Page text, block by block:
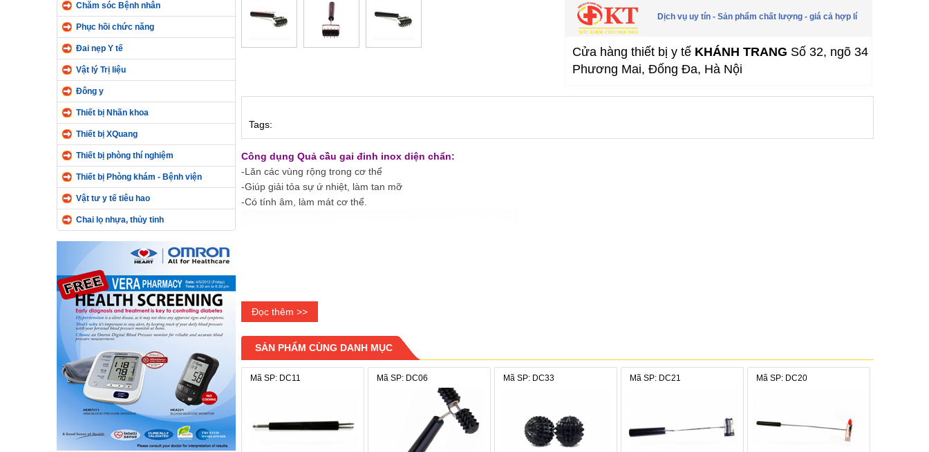
Chăm sóc Bệnh nhân
Phục hồi chức năng
Đai nẹp Y tế
Vật lý Trị liệu
Đông y
Thiết bị Nhãn khoa
Thiết bị XQuang
Thiết bị phòng thí nghiệm
Thiết bị Phòng khám - Bệnh viện
Vật tư y tế tiêu hao
Chai lọ nhựa, thủy tinh
Dịch vụ uy tín - Sản phẩm chất lượng - giá cả hợp lí
Cửa hàng thiết bị y tế KHÁNH TRANG Số 32, ngõ 34
Phương Mai, Đống Đa, Hà Nội
Tags:
Công dụng Quả cầu gai đinh inox diện chẩn:
-Lăn các vùng rộng trong cơ thể
-Giúp giải tỏa sự ứ nhiệt, làm tan mỡ
-Có tính âm, làm mát cơ thể.
Đọc thêm >>
SẢN PHẨM CÙNG DANH MỤC
Mã SP: DC11 Mã SP: DC06 Mã SP: DC33 Mã SP: DC21 Mã SP: DC20